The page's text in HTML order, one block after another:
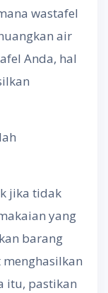
wastafel
air
Anda, hal
jika tidak
yang
barang
itu, pastikan